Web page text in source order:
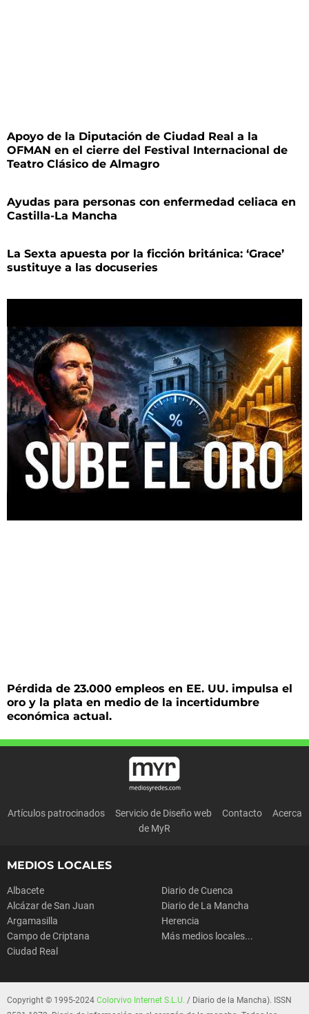
Apoyo de la Diputación de Ciudad Real a la
OFMAN en el cierre del Festival Internacional de
Teatro Clásico de Almagro
Ayudas para personas con enfermedad celiaca en
Castilla-La Mancha
La Sexta apuesta por la ficción británica: ‘Grace’
sustituye a las docuseries
Pérdida de 23.000 empleos en EE. UU. impulsa el
oro y la plata en medio de la incertidumbre
económica actual.
Artículos patrocinados Servicio de Diseño web Contacto
Acerca
de MyR
MEDIOS LOCALES
Albacete
Alcázar de San Juan
Argamasilla
Campo de Criptana
Ciudad Real
Diario de Cuenca
Diario de La Mancha
Herencia
Más medios locales...
Copyright © 1995-2024 Colorvivo Internet S.L.U. / Diario de la Mancha). ISSN